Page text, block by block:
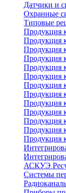
Датчики и
Охранные
Типовые
Продукция
Продукция
Продукция
Продукция
Продукция
Продукция
Продукция
Продукция
Продукция
Продукция
Продукция
Продукция
Продукция
АСКУЭ
Системы